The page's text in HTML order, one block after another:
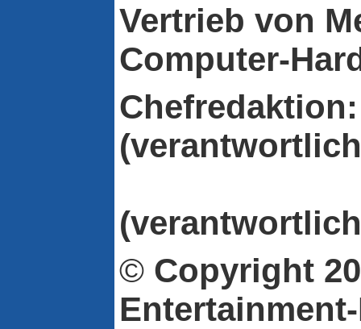
Vertrieb von
Computer-
© Copyright